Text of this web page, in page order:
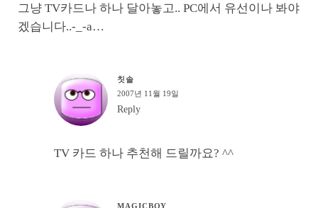
그냥 TV카드나 하나 달아놓고.. PC에서 유선이나 봐야
겠습니다..-_-a…
칫솔
2007년 11월 19일
Reply
TV 카드 하나 추천해 드릴까요? ^^
MAGICBOY